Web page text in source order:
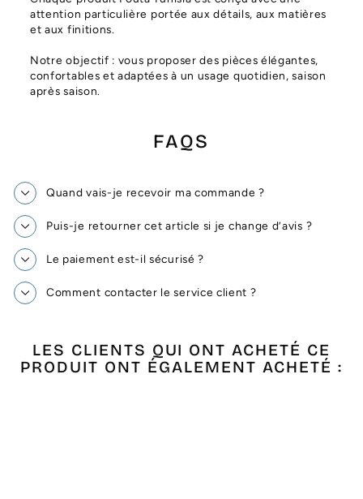
attention particulière portée aux détails, aux matières
et aux finitions.
Notre objectif : vous proposer des pièces élégantes,
confortables et adaptées à un usage quotidien, saison
après saison.
FAQS
Quand vais-je recevoir ma commande ?
Puis-je retourner cet article si je change d’avis ?
Le paiement est-il sécurisé ?
Comment contacter le service client ?
LES CLIENTS QUI ONT ACHETÉ CE
PRODUIT ONT ÉGALEMENT ACHETÉ :